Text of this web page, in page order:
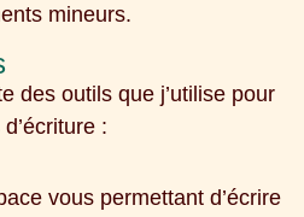
mineurs.
des outils que j’utilise pour
:
vous permettant d’écrire